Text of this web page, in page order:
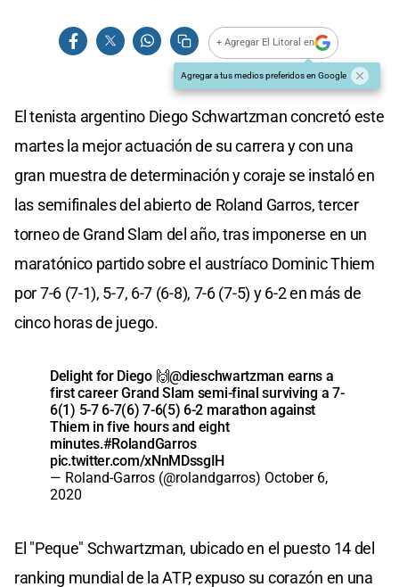
+ Agregar El Litoral en
Agregar a tus medios preferidos en Google
El tenista argentino Diego Schwartzman concretó este
martes la mejor actuación de su carrera y con una
gran muestra de determinación y coraje se instaló en
las semifinales del abierto de Roland Garros, tercer
torneo de Grand Slam del año, tras imponerse en un
maratónico partido sobre el austríaco Dominic Thiem
por 7-6 (7-1), 5-7, 6-7 (6-8), 7-6 (7-5) y 6-2 en más de
cinco horas de juego.
Delight for Diego 🙌@dieschwartzman earns a
first career Grand Slam semi-final surviving a 7-
6(1) 5-7 6-7(6) 7-6(5) 6-2 marathon against
Thiem in five hours and eight
minutes.#RolandGarros
pic.twitter.com/xNnMDssgIH
— Roland-Garros (@rolandgarros) October 6,
2020
El "Peque" Schwartzman, ubicado en el puesto 14 del
ranking mundial de la ATP, expuso su corazón en una